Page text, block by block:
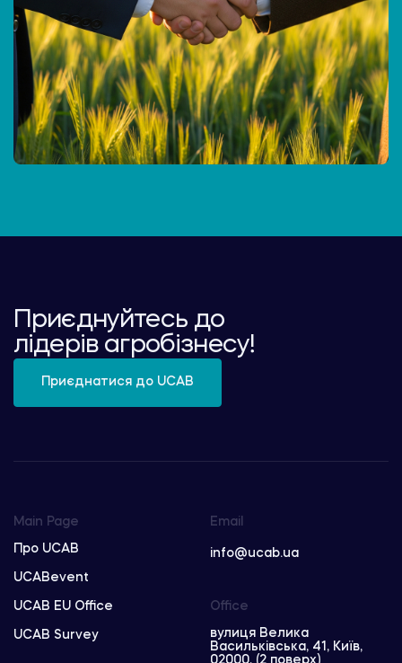
Приєднуйтесь до
лідерів агробізнесу!
Приєднатися до UCAB
Main Page
Про UCAB
UCABevent
UCAB EU Office
UCAB Survey
Email
info@ucab.ua
Office
вулиця Велика
Васильківська, 41, Київ,
02000, (2 поверх)